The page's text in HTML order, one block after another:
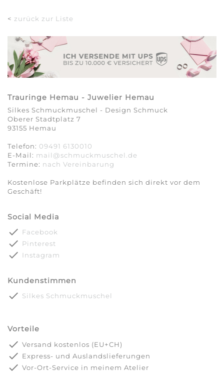
< zurück zur Liste
Trauringe Hemau - Juwelier Hemau
Silkes Schmuckmuschel - Design Schmuck
Oberer Stadtplatz 7
93155 Hemau
Telefon: 09491 6130010
E-Mail: mail@schmuckmuschel.de
Termine: nach Vereinbarung​​​​​​​
Kostenlose Parkplätze befinden sich direkt vor dem
Geschäft!
Social Media
done Facebook
done Pinterest
done Instagram
Kundenstimmen
done Silkes Schmuckmuschel
Vorteile
done Versand kostenlos (EU+CH)
done Express- und Auslandslieferungen
done Vor-Ort-Service in meinem Atelier